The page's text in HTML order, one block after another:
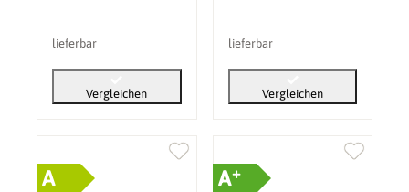
lieferbar
Vergleichen
lieferbar
Vergleichen
A A+